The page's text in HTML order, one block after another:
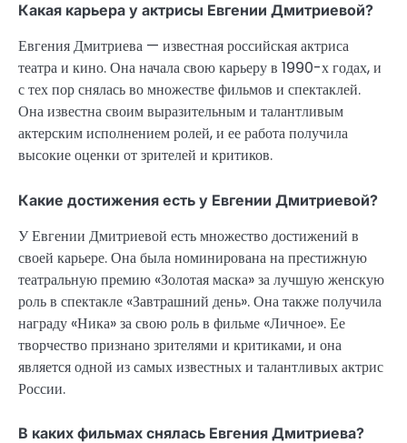
Какая карьера у актрисы Евгении Дмитриевой?
Евгения Дмитриева — известная российская актриса
театра и кино. Она начала свою карьеру в 1990-х годах, и
с тех пор снялась во множестве фильмов и спектаклей.
Она известна своим выразительным и талантливым
актерским исполнением ролей, и ее работа получила
высокие оценки от зрителей и критиков.
Какие достижения есть у Евгении Дмитриевой?
У Евгении Дмитриевой есть множество достижений в
своей карьере. Она была номинирована на престижную
театральную премию «Золотая маска» за лучшую женскую
роль в спектакле «Завтрашний день». Она также получила
награду «Ника» за свою роль в фильме «Личное». Ее
творчество признано зрителями и критиками, и она
является одной из самых известных и талантливых актрис
России.
В каких фильмах снялась Евгения Дмитриева?